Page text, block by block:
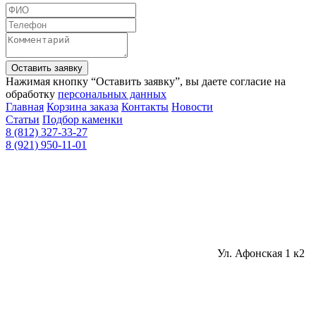
Оставить заявку
Нажимая кнопку “Оставить заявку”, вы даете согласие на
обработку персональных данных
Главная Корзина заказа Контакты Новости
Статьи Подбор каменки
8 (812) 327-33-27
8 (921) 950-11-01
Ул. Афонская 1 к2